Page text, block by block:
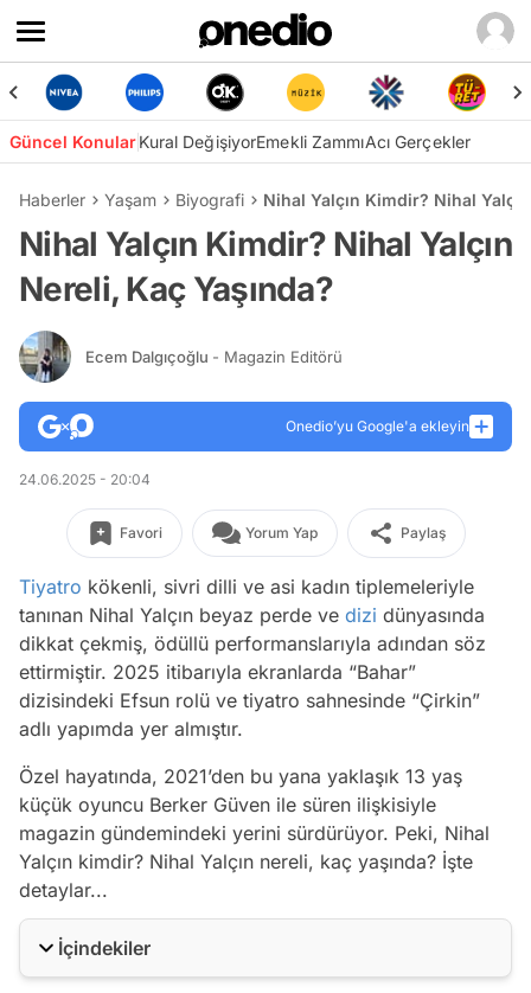
Güncel KonularKural DeğişiyorEmekli ZammıAcı Gerçekler
Haberler Yaşam Biyografi Nihal Yalçın Kimdir? Nihal
Nihal Yalçın Kimdir? Nihal Yalçın
Nereli, Kaç Yaşında?
Ecem Dalgıçoğlu - Magazin Editörü
Onedio’yu Google'a ekleyin
24.06.2025 - 20:04
Favori Yorum Yap Paylaş
Tiyatro kökenli, sivri dilli ve asi kadın tiplemeleriyle
tanınan Nihal Yalçın beyaz perde ve dizi dünyasında
dikkat çekmiş, ödüllü performanslarıyla adından söz
ettirmiştir. 2025 itibarıyla ekranlarda “Bahar”
dizisindeki Efsun rolü ve tiyatro sahnesinde “Çirkin”
adlı yapımda yer almıştır.
Özel hayatında, 2021’den bu yana yaklaşık 13 yaş
küçük oyuncu Berker Güven ile süren ilişkisiyle
magazin gündemindeki yerini sürdürüyor. Peki, Nihal
Yalçın kimdir? Nihal Yalçın nereli, kaç yaşında? İşte
detaylar...
İçindekiler